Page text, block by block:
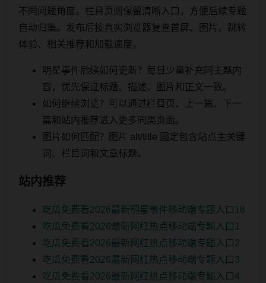
不同问题角度。栏目页则保留清晰入口，方便后续专题
自动归集。发布后按真实浏览器复查首屏、图片、跳转
体验、相关推荐和加载速度。
明星事件后续如何更新？每日少量补充同主题内
容，优先保证标题、描述、图片和正文一致。
如何继续浏览？可以通过栏目页、上一篇、下一
篇和站内推荐进入更多同类页面。
图片如何匹配？图片 alt/title 固定包含站点主关键
词、栏目词和文章标题。
站内推荐
吃瓜免费看2026最新明星事件移动端专题入口18
吃瓜免费看2026最新网红热点移动端专题入口1
吃瓜免费看2026最新网红热点移动端专题入口2
吃瓜免费看2026最新网红热点移动端专题入口3
吃瓜免费看2026最新网红热点移动端专题入口4